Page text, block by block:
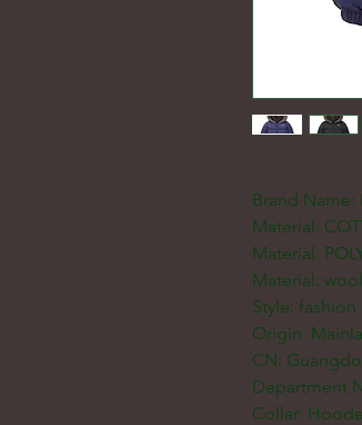
Brand Name:
Material:
Material:
Material: wool
Style: fashion
Origin:
CN:
Department
Collar: